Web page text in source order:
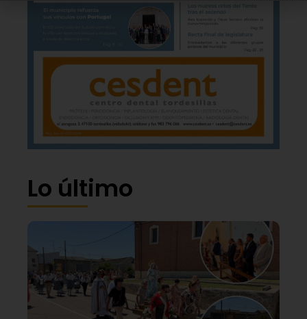
Lo último